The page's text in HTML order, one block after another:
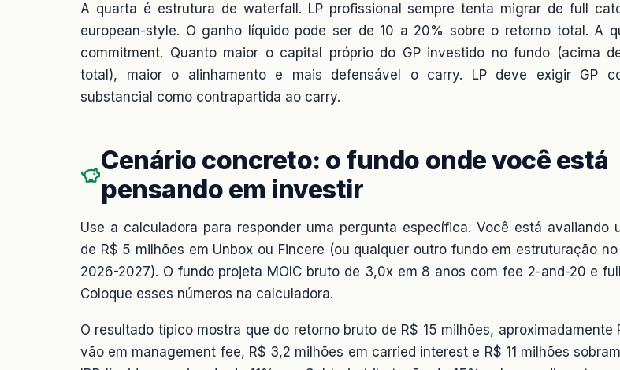
A quarta é estrutura de waterfall. LP profissional sempre tenta migrar de full
european-style. O ganho líquido pode ser de 10 a 20% sobre o retorno total. A
commitment. Quanto maior o capital próprio do GP investido no fundo (acima
total), maior o alinhamento e mais defensável o carry. LP deve exigir GP
substancial como contrapartida ao carry.
Cenário concreto: o fundo onde você está
pensando em investir
Use a calculadora para responder uma pergunta específica. Você está avaliando
de R$ 5 milhões em Unbox ou Fincere (ou qualquer outro fundo em estruturação no
2026-2027). O fundo projeta MOIC bruto de 3,0x em 8 anos com fee 2-and-20 e
Coloque esses números na calculadora.
O resultado típico mostra que do retorno bruto de R$ 15 milhões, aproximadamente
vão em management fee, R$ 3,2 milhões em carried interest e R$ 11 milhões